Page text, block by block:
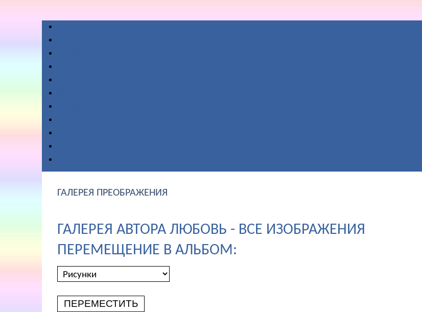
ГАЛЕРЕЯ ПРЕОБРАЖЕНИЯ
ГАЛЕРЕЯ АВТОРА ЛЮБОВЬ - ВСЕ ИЗОБРАЖЕНИЯ
ПЕРЕМЕЩЕНИЕ В АЛЬБОМ:
ПЕРЕМЕСТИТЬ